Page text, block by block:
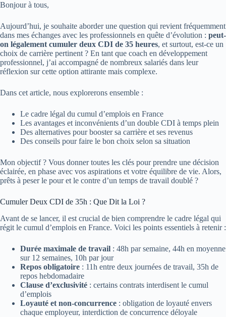
Bonjour à tous,
Aujourd’hui, je souhaite aborder une question qui revient fréquemment
dans mes échanges avec les professionnels en quête d’évolution : peut-
on légalement cumuler deux CDI de 35 heures, et surtout, est-ce un
choix de carrière pertinent ? En tant que coach en développement
professionnel, j’ai accompagné de nombreux salariés dans leur
réflexion sur cette option attirante mais complexe.
Dans cet article, nous explorerons ensemble :
Le cadre légal du cumul d’emplois en France
Les avantages et inconvénients d’un double CDI à temps plein
Des alternatives pour booster sa carrière et ses revenus
Des conseils pour faire le bon choix selon sa situation
Mon objectif ? Vous donner toutes les clés pour prendre une décision
éclairée, en phase avec vos aspirations et votre équilibre de vie. Alors,
prêts à peser le pour et le contre d’un temps de travail doublé ?
Cumuler Deux CDI de 35h : Que Dit la Loi ?
Avant de se lancer, il est crucial de bien comprendre le cadre légal qui
régit le cumul d’emplois en France. Voici les points essentiels à retenir :
Durée maximale de travail : 48h par semaine, 44h en moyenne
sur 12 semaines, 10h par jour
Repos obligatoire : 11h entre deux journées de travail, 35h de
repos hebdomadaire
Clause d’exclusivité : certains contrats interdisent le cumul
d’emplois
Loyauté et non-concurrence : obligation de loyauté envers
chaque employeur, interdiction de concurrence déloyale